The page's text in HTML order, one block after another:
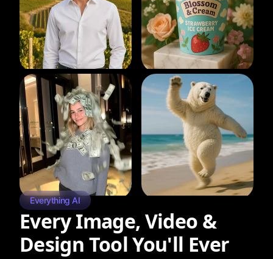
Everything AI
Every Image, Video &
Design Tool You'll Ever